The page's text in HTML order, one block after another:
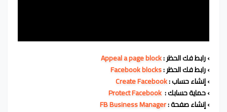
› رابط فك الحظر :Appeal a page block
› رابط فك الحظر :
› إنشاء حساب :Create Facebook
› حماية حسابك : Protect Facebook
› إنشاء صفحة :